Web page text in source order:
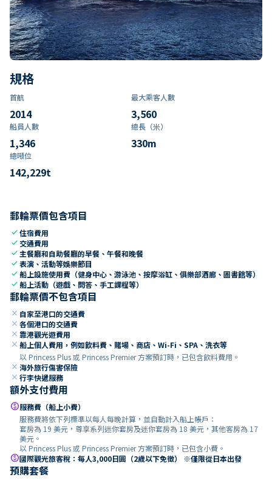
規格
首航
2014
最大乘客人數
3,560
船員人數
1,346
總長（米）
330m
總噸位
142,229t
郵輪票價包含項目
check住宿費用
check 交通費用
check 主餐廳和自助餐廳的早餐、午餐和晚餐
check表演、活動等娛樂節目
check船上設施使用費（健身中心、游泳池、按摩浴缸、俱樂部酒廊、圖書館等）
check船上活動（遊戲、問答、手工課程等）
郵輪票價不包含項目
close 自家至港口的交通費
close 各個港口的交通費
close 靠港觀光遊費用
close 船上個人費用，例如飲料費、賭場、商店、Wi-Fi、SPA、洗衣等
以 Princess Plus 或 Princess Premier 方案預訂時，已包含飲料費用。
close 海外旅行傷害保險
close 行李快遞服務
額外支付費用
paid服務費（船上小費）
服務費將依下列標準以每人每晚計算，並自動計入船上帳戶：
套房為 19 美元，尊享系列迷你套房及迷你套房為 18 美元，其他客房為 17
美元。
以 Princess Plus 或 Princess Premier 方案預訂時，已包含小費。
paid國際觀光旅客稅：每人3,000日圓（2歲以下免徵） ※僅限從日本出發
預購套餐